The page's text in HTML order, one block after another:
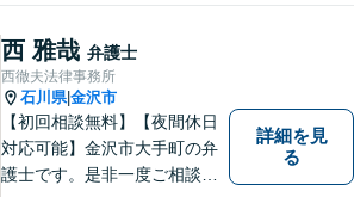
す。 また、言葉の壁や専門知
識の壁も越えて、解決が図ら
れる必要があります。
西 雅哉 弁護士
西徹夫法律事務所
石川県|金沢市
【初回相談無料】【夜間休日
対応可能】金沢市大手町の弁
護士です。是非一度ご相談く
詳細を見
る